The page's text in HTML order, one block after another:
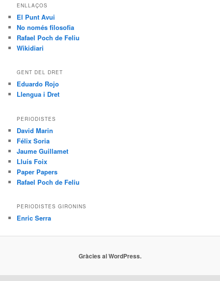
ENLLAÇOS
El Punt Avui
No només filosofia
Rafael Poch de Feliu
Wikidiari
GENT DEL DRET
Eduardo Rojo
Llengua i Dret
PERIODISTES
David Marin
Félix Soria
Jaume Guillamet
Lluís Foix
Paper Papers
Rafael Poch de Feliu
PERIODISTES GIRONINS
Enric Serra
Gràcies al WordPress.